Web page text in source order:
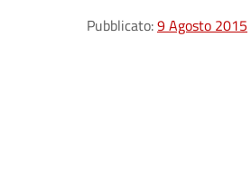
Pubblicato:9 Agosto 2015